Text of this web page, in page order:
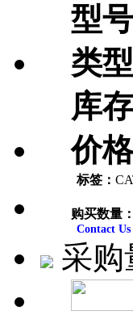
型号
类型
库
价
标签：
购买数量：
Contact
采购